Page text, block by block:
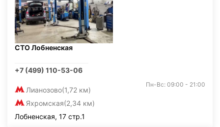
СТО Лобненская
+7 (499) 110-53-06
Лианозово(1,72 км)
Яхромская(2,34 км)
Пн-Вс: 09:00 - 21:00
Лобненская, 17 стр.1